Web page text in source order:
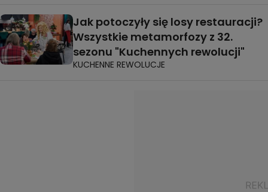
Jak potoczyły się losy restauracji?
Wszystkie metamorfozy z 32.
sezonu "Kuchennych rewolucji"
KUCHENNE REWOLUCJE